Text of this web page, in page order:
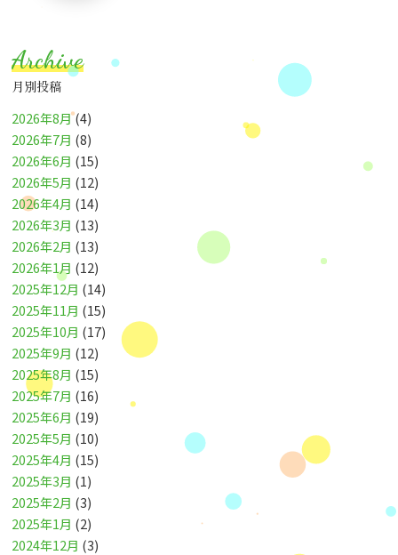
Archive
月別投稿
2026年8月(4)
2026年7月 (8)
2026年6月 (15)
2026年5月 (12)
2026年4月 (14)
2026年3月 (13)
2026年2月 (13)
2026年1月 (12)
2025年12月 (14)
2025年11月 (15)
2025年10月 (17)
2025年9月 (12)
2025年8月 (15)
2025年7月 (16)
2025年6月 (19)
2025年5月 (10)
2025年4月 (15)
2025年3月 (1)
2025年2月 (3)
2025年1月 (2)
2024年12月 (3)